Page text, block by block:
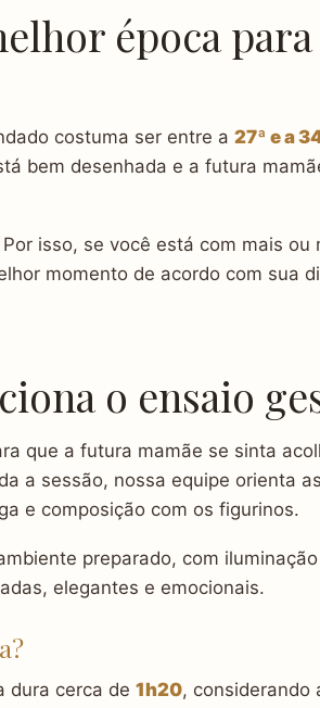
época
costuma ser entre a 27ª e a
bem desenhada e a futura
isso, se você está com mais
momento de acordo com sua
o ensaio
que a futura mamãe se sinta
a sessão, nossa equipe orienta
e composição com os figurinos.
preparado, com
elegantes e emocionais.
dura cerca de 1h20, considerando